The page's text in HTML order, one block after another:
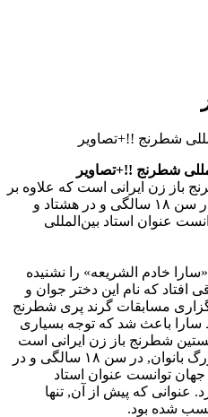
باز زن ایرانی است که علاوه بر
کسب درجه استاد بزرگ بانوان, در سن ۱۸ سالگی و در هشتاد و
عنوان استاد بین‌المللی
خادم الشریعه» را نشنیده
افتاد که نام این دختر جوان و
مسابقات گرند پری شطرنج
باعث شد که توجه بسیاری
شطرنج باز زن ایرانی است
که علاوه بر کسب درجه استاد بزرگ بانوان, در سن ۱۸ سالگی و در
توانست عنوان استاد
عنوانی که پیش از آن, تنها
شده بود.